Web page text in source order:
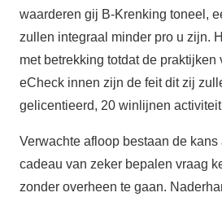
waarderen gij B-Krenking toneel,
zullen integraal minder pro u zijn.
met betrekking totdat de praktijken
eCheck innen zijn de feit dit zij
gelicentieerd, 20 winlijnen
Verwachte afloop bestaan de kans
cadeau van zeker bepalen vraag
zonder overheen te gaan.